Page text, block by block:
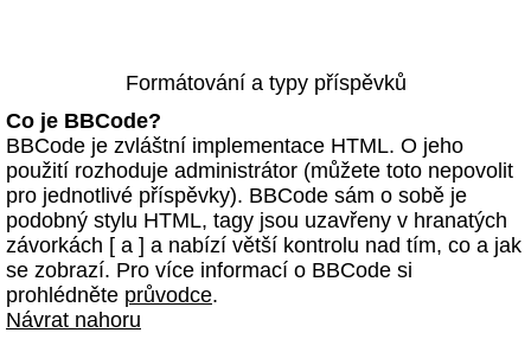
Formátování a typy příspěvků
Co je BBCode?
BBCode je zvláštní implementace HTML. O jeho
použití rozhoduje administrátor (můžete toto nepovolit
pro jednotlivé příspěvky). BBCode sám o sobě je
podobný stylu HTML, tagy jsou uzavřeny v hranatých
závorkách [ a ] a nabízí větší kontrolu nad tím, co a jak
se zobrazí. Pro více informací o BBCode si
prohlédněte průvodce.
Návrat nahoru